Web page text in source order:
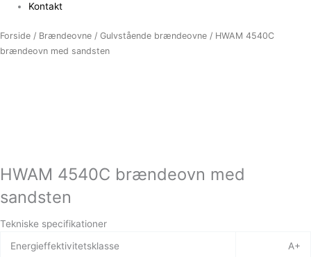
Kontakt
Forside / Brændeovne / Gulvstående brændeovne / HWAM 4540C
brændeovn med sandsten
HWAM 4540C brændeovn med
sandsten
Tekniske specifikationer
Energieffektivitetsklasse
A+